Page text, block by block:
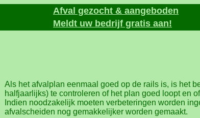
Afval gezocht & aangeboden
Meldt uw bedrijf gratis aan!
Als het afvalplan eenmaal goed op de rails is, is het
halfjaarlijks) te controleren of het plan goed loopt en
Indien noodzakelijk moeten verbeteringen worden
afvalscheiden nog gemakkelijker worden gemaakt.